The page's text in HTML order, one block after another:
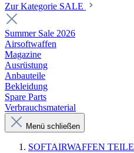
Zur Kategorie SALE
Summer Sale 2026
Airsoftwaffen
Magazine
Ausrüstung
Anbauteile
Bekleidung
Spare Parts
Verbrauchsmaterial
Menü schließen
SOFTAIRWAFFEN TEILE